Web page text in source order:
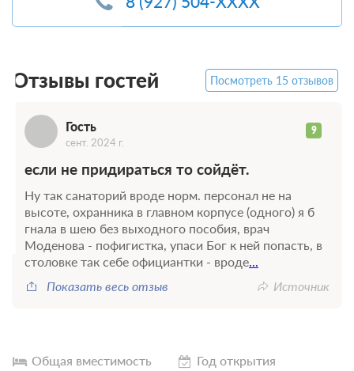
Отзывы гостей Посмотреть 15 отзывов
Гость 9
сент. 2024 г.
если не придираться то сойдёт.
Ну так санаторий вроде норм. персонал не на
высоте, охранника в главном корпусе (одного) я б
гнала в шею без выходного пособия, врач
Моденова - пофигистка, упаси Бог к ней попасть, в
столовке так себе официантки - вроде...
Показать весь отзыв
Источник
Общая вместимость
Год открытия